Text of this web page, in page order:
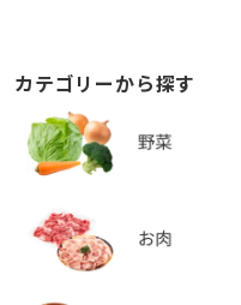
カテゴリーから探す